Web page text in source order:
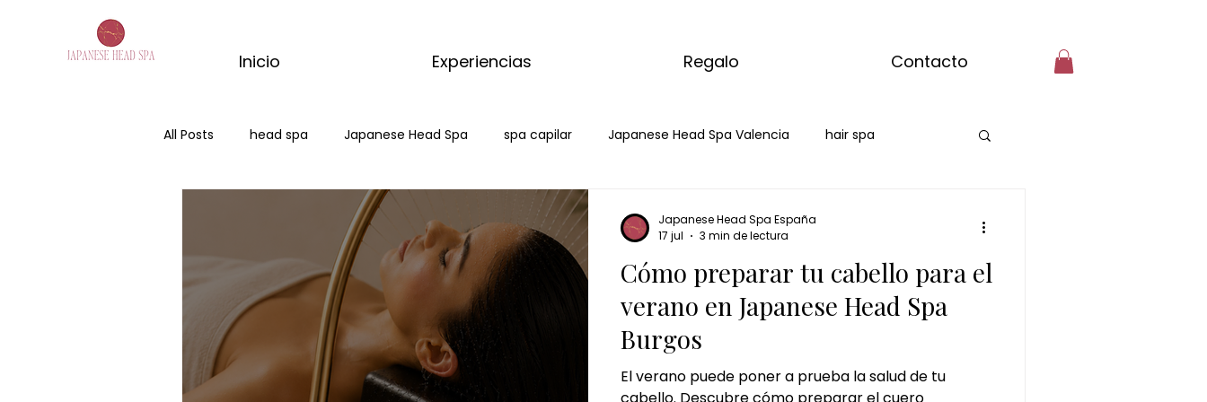
Inicio Experiencias Regalo Contacto
All Posts head spa Japanese Head Spa spa capilar Japanese Head Spa Valencia hair spa
japanese hhead spa burgos japanese head spa burgos
head spa buegos spa capilar burgos masaje de matcha matcha massage masaje con matcha
kyoto mactha ritual ritual corporal de matcha masaje de jengibre
Cómo preparar tu cabello para el
verano en Japanese Head Spa
Burgos
El verano puede poner a prueba la salud de tu
Japanese Head Spa España
17 jul
3 min de lectura